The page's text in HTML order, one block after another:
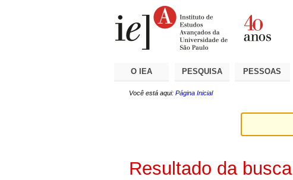
O IEA PESQUISA PESSOAS
Você está aqui: Página Inicial
Resultado da busca